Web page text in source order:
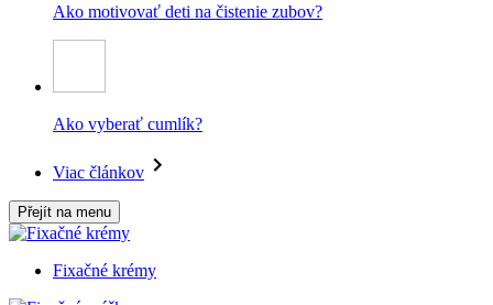
Ako motivovať deti na čistenie zubov?
Ako vyberať cumlík?
Viac článkov
Přejít na menu
Fixačné krémy